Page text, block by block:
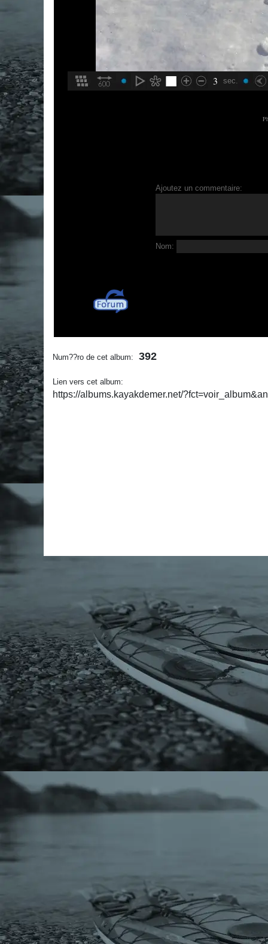
3 sec.
Ajoutez un commentaire:
Nom:
Num??ro de cet album: 392
Lien vers cet album:
https://albums.kayakdemer.net/